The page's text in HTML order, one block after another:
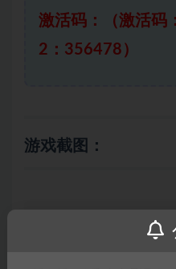
激活码：（激活码
2：356478）
游戏截图：
本站所有文章，如无特
布。任何个人或组织，在未征